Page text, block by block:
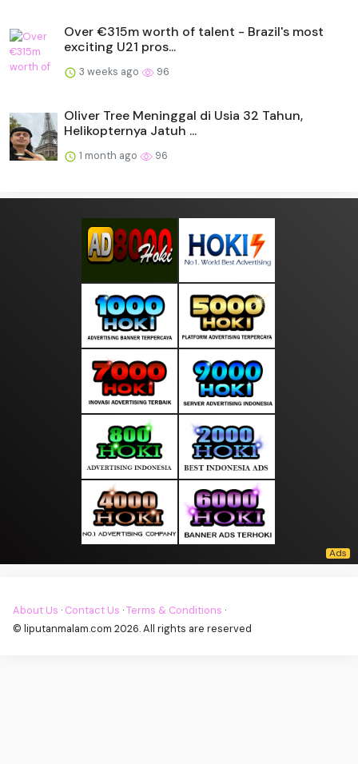
Over €315m worth of talent - Brazil's most
exciting U21 pros...
3 weeks ago 96
Oliver Tree Meninggal di Usia 32 Tahun,
Helikopternya Jatuh ...
1 month ago 96
About Us · Contact Us ·Terms & Conditions ·
© liputanmalam.com 2026. All rights are reserved